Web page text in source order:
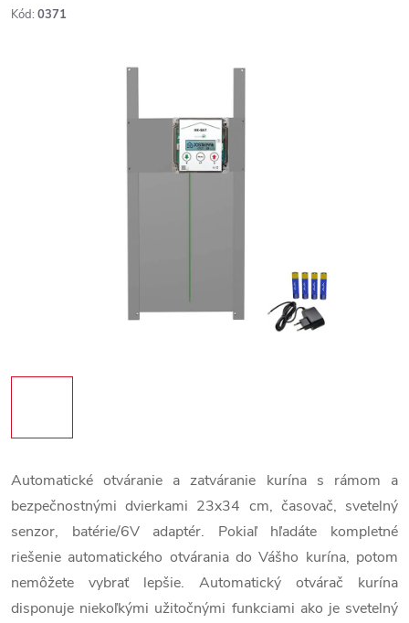
Kód: 0371
Automatické otváranie a zatváranie kurína s rámom a
bezpečnostnými dvierkami 23x34 cm, časovač, svetelný
senzor, batérie/6V adaptér. Pokiaľ hľadáte kompletné
riešenie automatického otvárania do Vášho kurína, potom
nemôžete vybrať lepšie. Automatický otvárač kurína
disponuje niekoľkými užitočnými funkciami ako je svetelný